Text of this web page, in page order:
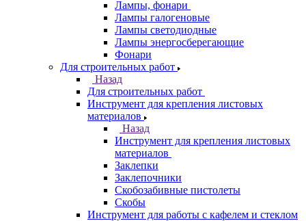
Лампы, фонари
Лампы галогеновые
Лампы светодиодные
Лампы энергосберегающие
Фонари
Для строительных работ
Назад
Для строительных работ
Инструмент для крепления листовых
материалов
Назад
Инструмент для крепления листовых
материалов
Заклепки
Заклепочники
Скобозабивные пистолеты
Скобы
Инструмент для работы с кафелем и стеклом